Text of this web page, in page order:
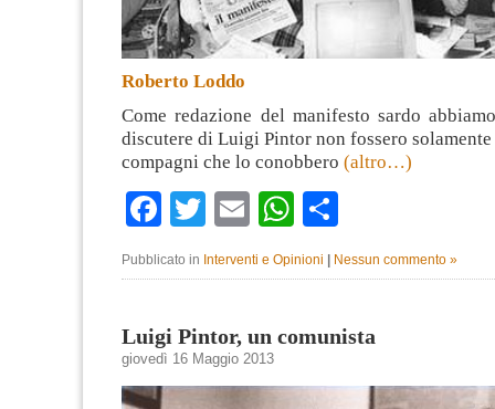
Roberto Loddo
Come redazione del manifesto sardo
discutere di Luigi Pintor non fossero
compagni che lo conobbero (altro…)
Facebook
TwitterEmailWhatsApp
Pubblicato in Interventi e Opinioni Nessun commento »
Luigi Pintor, un comunista
giovedì 16 Maggio 2013